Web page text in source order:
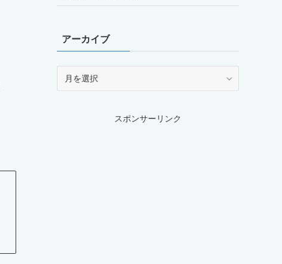
アーカイブ
スポンサーリンク